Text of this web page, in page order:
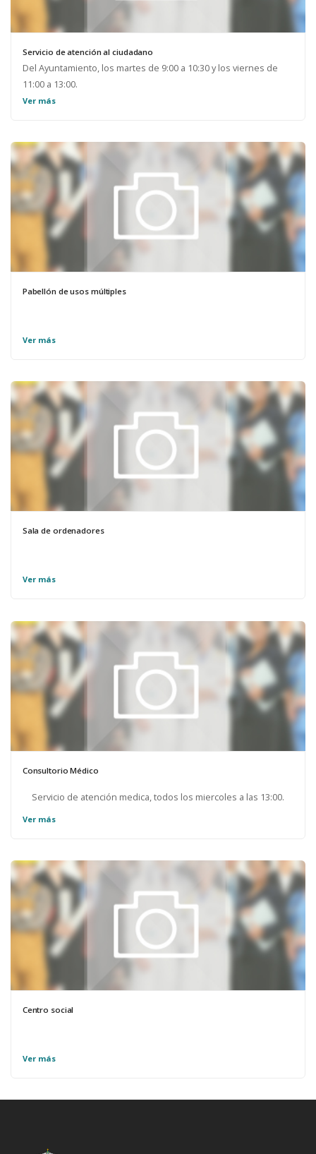
Servicio de atención al ciudadano
Del Ayuntamiento, los martes de 9:00 a 10:30 y los viernes de
11:00 a 13:00.
Ver más
Pabellón de usos múltiples
Ver más
Sala de ordenadores
Ver más
Consultorio Médico
Servicio de atención medica, todos los miercoles a las 13:00.
Ver más
Centro social
Ver más